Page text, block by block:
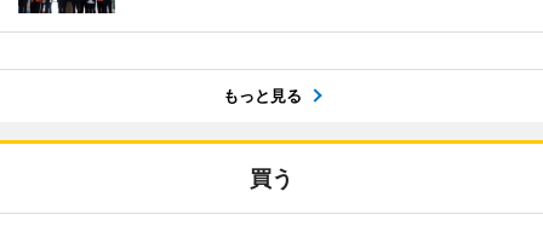
もっと見る
買う